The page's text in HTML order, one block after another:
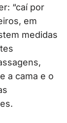
“caí por
em
medidas
a cama e o